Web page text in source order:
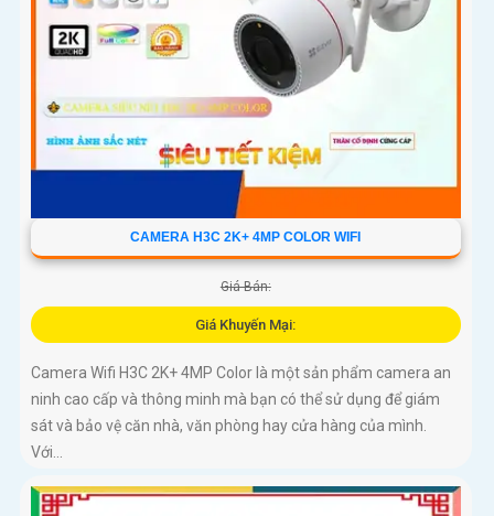
CAMERA H3C 2K+ 4MP COLOR WIFI
Giá Bán:
Giá Khuyến Mại:
Camera Wifi H3C 2K+ 4MP Color là một sản phẩm camera an
ninh cao cấp và thông minh mà bạn có thể sử dụng để giám
sát và bảo vệ căn nhà, văn phòng hay cửa hàng của mình.
Với...